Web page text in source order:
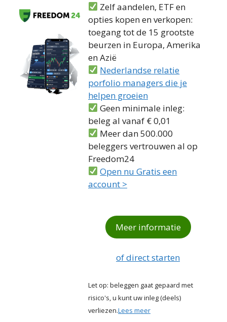
Zelf aandelen, ETF en
opties kopen en verkopen:
toegang tot de 15 grootste
beurzen in Europa, Amerika
en Azië
Nederlandse relatie
porfolio managers die je
helpen groeien
Geen minimale inleg:
beleg al vanaf € 0,01
Meer dan 500.000
beleggers vertrouwen al op
Freedom24
Open nu Gratis een
account >
Meer informatie
of direct starten
Let op: beleggen gaat gepaard met
risico's, u kunt uw inleg (deels)
verliezen.Lees meer